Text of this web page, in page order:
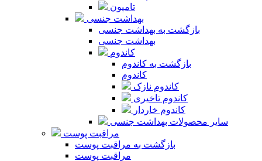
تامپون
بهداشت جنسی
بازگشت به بهداشت جنسی
بهداشت جنسی
کاندوم
بازگشت به کاندوم
کاندوم
کاندوم نازک
کاندوم تاخیری
کاندوم خاردار
سایر محصولات بهداشت جنسی
مراقبت پوست
بازگشت به مراقبت پوست
مراقبت پوست